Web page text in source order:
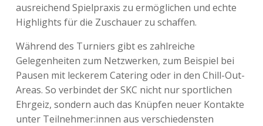
ausreichend Spielpraxis zu ermöglichen und echte
Highlights für die Zuschauer zu schaffen.
Während des Turniers gibt es zahlreiche
Gelegenheiten zum Netzwerken, zum Beispiel bei
Pausen mit leckerem Catering oder in den Chill-Out-
Areas. So verbindet der SKC nicht nur sportlichen
Ehrgeiz, sondern auch das Knüpfen neuer Kontakte
unter Teilnehmer:innen aus verschiedensten